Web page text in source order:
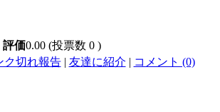
評価0.00 (投票数 0 )
ク切れ報告| 友達に紹介 | コメント (0)